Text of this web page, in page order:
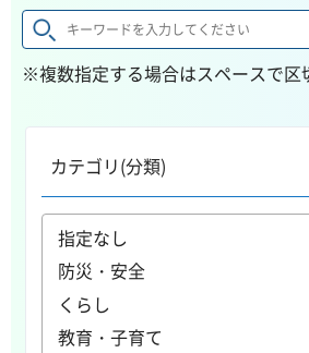
※複数指定する場合はスペースで区
カテゴリ(分類)